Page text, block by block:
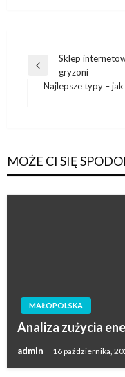
Nawigacja
wpisu
Poprzedni
wpis
Sklep
gryzoni
Najlepsze typy –
MOŻE CI SIĘ
MAŁOPOLSKA
Analiza zużycia
admin 16 października,